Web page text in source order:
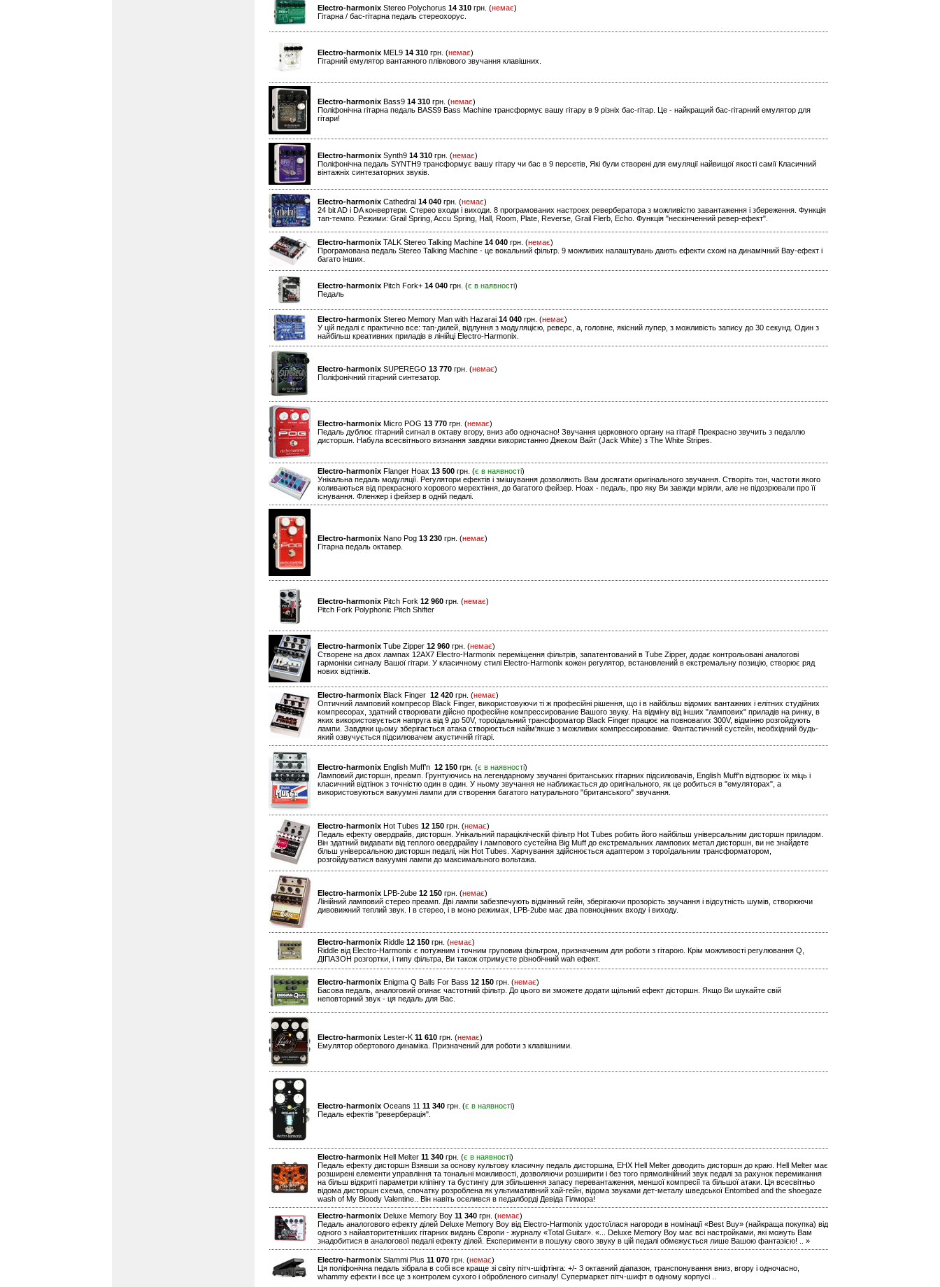
Electro-harmonix Stereo Polychorus 14 310 грн. (немає)
Гітарна / бас-гітарна педаль стереохорус.
Electro-harmonix MEL9 14 310 грн. (немає)
Гітарний емулятор вантажного плівкового звучання клавішних.
Electro-harmonix Bass9 14 310 грн. (немає)
Поліфонічна гітарна педаль BASS9 Bass Machine трансформує вашу гітару в 9 різніх бас-гітар. Це - найкращий бас-гітарний емулятор для
гітари!
Electro-harmonix Synth9 14 310 грн. (немає)
Поліфонічна педаль SYNTH9 трансформує вашу гітару чи бас в 9 персетів, Які були створені для емуляції найвищої якості самії Класичний
вінтажніх синтезаторних звуків.
Electro-harmonix Cathedral 14 040 грн. (немає)
24 bit AD і DA конвертери. Стерео входи і виходи. 8 програмованих настроех ревербератора з можливістю завантаження і збереження. Функція
тап-темпо. Режими: Grail Spring, Accu Spring, Hall, Room, Plate, Reverse, Grail Flerb, Echo. Функція "нескінченний ревер-ефект".
Electro-harmonix TALK Stereo Talking Machine 14 040 грн. (немає)
Програмована педаль Stereo Talking Machine - це вокальний фільтр. 9 можливих налаштувань дають ефекти схожі на динамічний Вау-ефект і
багато інших.
Electro-harmonix Pitch Fork+ 14 040 грн. (є в наявності)
Педаль
Electro-harmonix Stereo Memory Man with Hazarai 14 040 грн. (немає)
У цій педалі є практично все: тап-дилей, відлуння з модуляцією, реверс, а, головне, якісний лупер, з можливість запису до 30 секунд. Один з
найбільш креативних приладів в лінійці Electro-Harmonix.
Electro-harmonix SUPEREGO 13 770 грн. (немає)
Поліфонічний гітарний синтезатор.
Electro-harmonix Micro POG 13 770 грн. (немає)
Педаль дублює гітарний сигнал в октаву вгору, вниз або одночасно! Звучання церковного органу на гітарі! Прекрасно звучить з педаллю
дисторшн. Набула всесвітнього визнання завдяки використанню Джеком Вайт (Jack White) з The White Stripes.
Electro-harmonix Flanger Hoax 13 500 грн. (є в наявності)
Унікальна педаль модуляції. Регулятори ефектів і змішування дозволяють Вам досягати оригінального звучання. Створіть тон, частоти якого
коливаються від прекрасного хорового мерехтіння, до багатого фейзер. Hoax - педаль, про яку Ви завжди мріяли, але не підозрювали про її
існування. Фленжер і фейзер в одній педалі.
Electro-harmonix Nano Pog 13 230 грн. (немає)
Гітарна педаль октавер.
Electro-harmonix Pitch Fork 12 960 грн. (немає)
Pitch Fork Polyphonic Pitch Shifter
Electro-harmonix Tube Zipper 12 960 грн. (немає)
Створене на двох лампах 12AX7 Electro-Harmonix переміщення фільтрів, запатентований в Tube Zipper, додає контрольовані аналогові
гармоніки сигналу Вашої гітари. У класичному стилі Electro-Harmonix кожен регулятор, встановлений в екстремальну позицію, створює ряд
нових відтінків.
Electro-harmonix Black Finger 12 420 грн. (немає)
Оптичний ламповий компресор Black Finger, використовуючи ті ж професійні рішення, що і в найбільш відомих вантажних і елітних студійних
компресорах, здатний створювати дійсно професійне компрессирование Вашого звуку. На відміну від інших "лампових" приладів на ринку, в
яких використовується напруга від 9 до 50V, тороїдальний трансформатор Black Finger працює на повновагих 300V, відмінно розгойдують
лампи. Завдяки цьому зберігається атака створюється найм'якше з можливих компрессирование. Фантастичний сустейн, необхідний будь-
який озвучується підсилювачем акустичній гітарі.
Electro-harmonix English Muff’n 12 150 грн. (є в наявності)
Ламповий дисторшн, преамп. Грунтуючись на легендарному звучанні британських гітарних підсилювачів, English Muff'n відтворює їх міць і
класичний відтінок з точністю один в один. У ньому звучання не наближається до оригінального, як це робиться в "емуляторах", а
використовуються вакуумні лампи для створення багатого натурального "британського" звучання.
Electro-harmonix Hot Tubes 12 150 грн. (немає)
Педаль ефекту овердрайв, дисторшн. Унікальний парацікліческій фільтр Hot Tubes робить його найбільш універсальним дисторшн приладом.
Він здатний видавати від теплого овердрайву і лампового сустейна Big Muff до екстремальних лампових метал дисторшн, ви не знайдете
більш універсальною дисторшн педалі, ніж Hot Tubes. Харчування здійснюється адаптером з тороїдальним трансформатором,
розгойдуватися вакуумні лампи до максимального вольтажа.
Electro-harmonix LPB-2ube 12 150 грн. (немає)
Лінійний ламповий стерео преамп. Дві лампи забезпечують відмінний гейн, зберігаючи прозорість звучання і відсутність шумів, створюючи
дивовижний теплий звук. І в стерео, і в моно режимах, LPB-2ube має два повноцінних входу і виходу.
Electro-harmonix Riddle 12 150 грн. (немає)
Riddle від Electro-Harmonix є потужним і точним груповим фільтром, призначеним для роботи з гітарою. Крім можливості регулювання Q,
ДІПАЗОН розгортки, і типу фільтра, Ви також отримуєте різнобічний wah ефект.
Electro-harmonix Enigma Q Balls For Bass 12 150 грн. (немає)
Басова педаль, аналоговий огинає частотний фільтр. До цього ви зможете додати щільний ефект дісторшн. Якщо Ви шукайте свій
неповторний звук - ця педаль для Вас.
Electro-harmonix Lester-K 11 610 грн. (немає)
Емулятор обертового динаміка. Призначений для роботи з клавішними.
Electro-harmonix Oceans 11 11 340 грн. (є в наявності)
Педаль ефектів "реверберація".
Electro-harmonix Hell Melter 11 340 грн. (є в наявності)
Педаль ефекту дисторшн Взявши за основу культову класичну педаль дисторшна, EHX Hell Melter доводить дисторшн до краю. Hell Melter має
розширені елементи управління та тональні можливості, дозволяючи розширити і без того прямолінійний звук педалі за рахунок перемикання
на більш відкриті параметри кліпінгу та бустингу для збільшення запасу перевантаження, меншої компресії та більшої атаки. Ця всесвітньо
відома дисторшн схема, спочатку розроблена як ультимативний хай-гейн, відома звуками дет-металу шведської Entombed and the shoegaze
wash of My Bloody Valentine.. Він навіть оселився в педалборді Девіда Гілмора!
Electro-harmonix Deluxe Memory Boy 11 340 грн. (немає)
Педаль аналогового ефекту ділей Deluxe Memory Boy від Electro-Harmonix удостоїлася нагороди в номінації «Best Buy» (найкраща покупка) від
одного з найавторитетніших гітарних видань Європи - журналу «Total Guitar». «... Deluxe Memory Boy має всі настройками, які можуть Вам
знадобитися в аналогової педалі ефекту ділей. Експерименти в пошуку свого звуку в цій педалі обмежується лише Вашою фантазією! .. »
Electro-harmonix Slammi Plus 11 070 грн. (немає)
Ця поліфонічна педаль зібрала в собі все краще зі світу пітч-шіфтінга: +/- 3 октавний діапазон, транспонування вниз, вгору і одночасно,
whammy ефекти і все це з контролем сухого і обробленого сигналу! Супермаркет пітч-шифт в одному корпусі ..